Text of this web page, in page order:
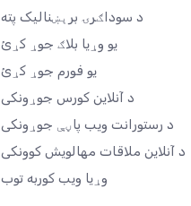
د سوداګرۍ برېښنالیک پته
یو وړیا بلاګ جوړ کړئ
یو فورم جوړ کړئ
د آنلاین کورس جوړونکی
د رستورانت ویب پاڼې جوړونکی
د آنلاین ملاقات مهالویش کوونکی
وړیا ویب کوربه توب